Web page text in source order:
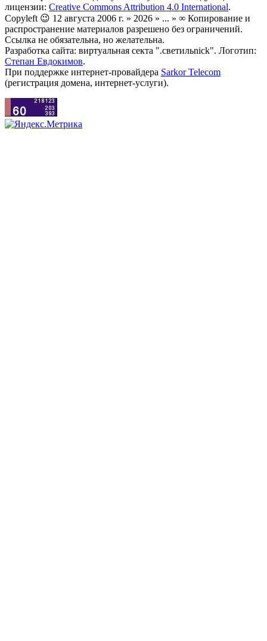
лицензии: Creative Commons Attribution 4.0 International.
Copyleft 😉 12 августа 2006 г. » 2026 » ... » ∞ Копирование и
распространение материалов разрешено без ограничений.
Ссылка не обязательна, но желательна.
Разработка сайта: виртуальная секта ".светильnick". Логотип:
Степан Евдокимов.
При поддержке интернет-провайдера Sarkor Telecom
(регистрация домена, интернет-услуги).